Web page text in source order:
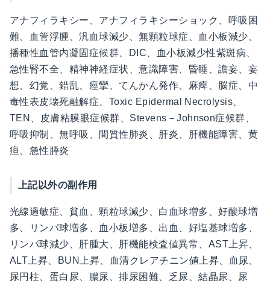
アナフィラキシー、アナフィラキシーショック、呼吸困
難、血管浮腫、汎血球減少、無顆粒球症、血小板減少、
播種性血管内凝固症候群、DIC、血小板減少性紫斑病、
急性腎不全、精神神経症状、意識障害、昏睡、譫妄、妄
想、幻覚、錯乱、痙攣、てんかん発作、麻痺、脳症、中
毒性表皮壊死融解症、Toxic Epidermal Necrolysis、
TEN、皮膚粘膜眼症候群、Stevens－Johnson症候群、
呼吸抑制、無呼吸、間質性肺炎、肝炎、肝機能障害、黄
疸、急性膵炎
上記以外の副作用
光線過敏症、貧血、顆粒球減少、白血球増多、好酸球増
多、リンパ球増多、血小板増多、出血、好塩基球増多、
リンパ球減少、肝腫大、肝機能検査値異常、AST上昇、
ALT上昇、BUN上昇、血清クレアチニン値上昇、血尿、
尿円柱、蛋白尿、膿尿、排尿困難、乏尿、結晶尿、尿